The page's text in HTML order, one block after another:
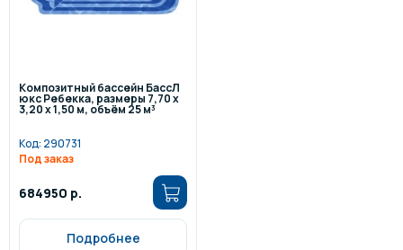
Композитный бассейн БассЛ
юкс Ребекка, размеры 7,70 x
3,20 x 1,50 м, объём 25 м³
Код: 290731
Под заказ
684950 р.
Подробнее